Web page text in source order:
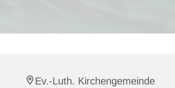
Ev.-Luth. Kirchengemeinde